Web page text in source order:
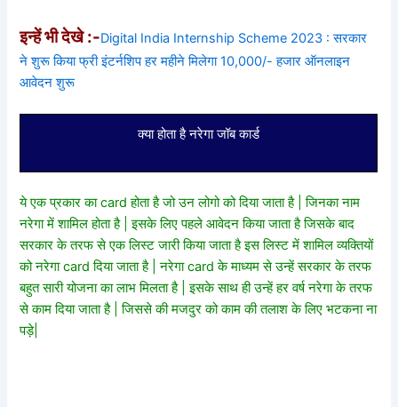
इन्हें भी देखे :-Digital India Internship Scheme 2023 : सरकार
ने शुरू किया फ्री इंटर्नशिप हर महीने मिलेगा 10,000/- हजार ऑनलाइन
आवेदन शुरू
क्या होता है नरेगा जॉब कार्ड
ये एक प्रकार का card होता है जो उन लोगो को दिया जाता है | जिनका नाम
नरेगा में शामिल होता है | इसके लिए पहले आवेदन किया जाता है जिसके बाद
सरकार के तरफ से एक लिस्ट जारी किया जाता है इस लिस्ट में शामिल व्यक्तियों
को नरेगा card दिया जाता है | नरेगा card के माध्यम से उन्हें सरकार के तरफ
बहुत सारी योजना का लाभ मिलता है | इसके साथ ही उन्हें हर वर्ष नरेगा के तरफ
से काम दिया जाता है | जिससे की मजदुर को काम की तलाश के लिए भटकना ना
पड़े|